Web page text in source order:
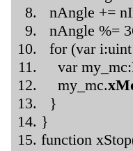
nAngle +=
nAngle %=
for (var
var
my_mc.
}
}
function